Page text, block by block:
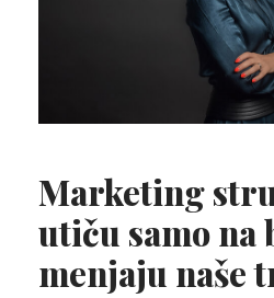
Marketing
utiču samo na
menjaju naše